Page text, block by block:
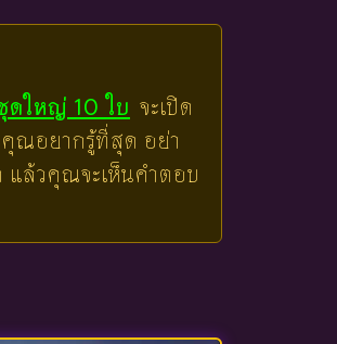
ดใหญ่ 10 ใบ จะเปิด
คุณอยากรู้ที่สุด อย่า
แล้วคุณจะเห็นคำตอบ